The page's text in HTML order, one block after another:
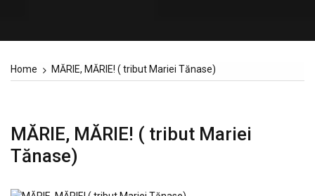
Home MĂRIE, MĂRIE! ( tribut Mariei Tănase)
MĂRIE, MĂRIE! ( tribut Mariei
Tănase)